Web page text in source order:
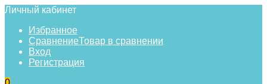
Личный кабинет
Избранное
СравнениеТовар в сравнении
Вход
Регистрация